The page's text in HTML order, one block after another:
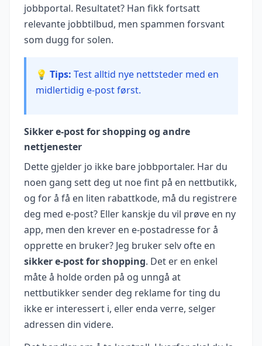
jobbportal. Resultatet? Han fikk fortsatt
relevante jobbtilbud, men spammen forsvant
som dugg for solen.
💡 Tips: Test alltid nye nettsteder med en
midlertidig e-post først.
Sikker e-post for shopping og andre
nettjenester
Dette gjelder jo ikke bare jobbportaler. Har du
noen gang sett deg ut noe fint på en nettbutikk,
og for å få en liten rabattkode, må du registrere
deg med e-post? Eller kanskje du vil prøve en ny
app, men den krever en e-postadresse for å
opprette en bruker? Jeg bruker selv ofte en
sikker e-post for shopping. Det er en enkel
måte å holde orden på og unngå at
nettbutikker sender deg reklame for ting du
ikke er interessert i, eller enda verre, selger
adressen din videre.